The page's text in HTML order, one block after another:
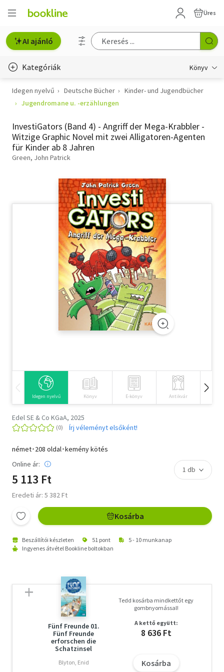
Üres
AI ajánló
Kategóriák Könyv
Életmód, egészség
Gyermek- és ifjúsági
Hobbi, szabadidő
Szótár, nyelvkönyv
Tankönyv, segédkönyv
Társadalomtudomány
Természettudomány
Idegen nyelvű Deutsche Bücher
Kinder- und Jugendbücher
Jugendromane u. -erzählungen
InvestiGators (Band 4) - Angriff der Mega-Krabbler -
Witzige Graphic Novel mit zwei Alligatoren-Agenten
für Kinder ab 8 Jahren
Green, John Patrick
Idegen nyelvű Könyv E-könyv Antikvár
Edel SE & Co KGaA, 2025
Írj véleményt elsőként!
német･208 oldal･kemény kötés
Online ár:
5 113 Ft
Eredeti ár: 5 382 Ft
Kosárba
Beszállítói készleten 51 pont
5 - 10 munkanap
Ingyenes átvétel Bookline boltokban
Fünf Freunde 01.
Fünf Freunde
erforschen die
Schatzinsel
Blyton, Enid
Tedd kosárba mindkettőt egy
gombnyomással!
A kettő együtt:
8 636 Ft
Kosárba